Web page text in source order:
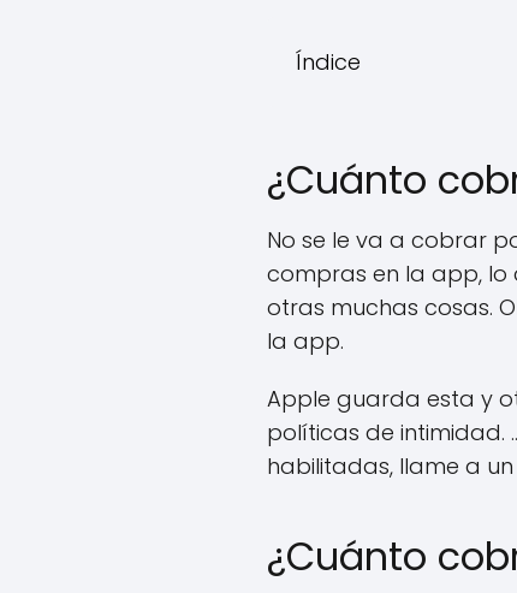
Índice
¿Cuánto
No se le va a cobrar
compras en la app, lo
otras muchas cosas.
la app.
Apple guarda esta y
políticas de intimidad.
habilitadas, llame a
¿Cuánto